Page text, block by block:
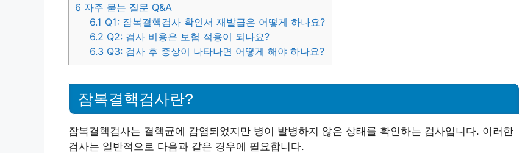
6 자주 묻는 질문 Q&A
6.1 Q1: 잠복결핵검사 확인서 재발급은 어떻게 하나요?
6.2 Q2: 검사 비용은 보험 적용이 되나요?
6.3 Q3: 검사 후 증상이 나타나면 어떻게 해야 하나요?
잠복결핵검사란?
잠복결핵검사는 결핵균에 감염되었지만 병이 발병하지 않은 상태를 확인하는 검사입니다. 이러한
검사는 일반적으로 다음과 같은 경우에 필요합니다.